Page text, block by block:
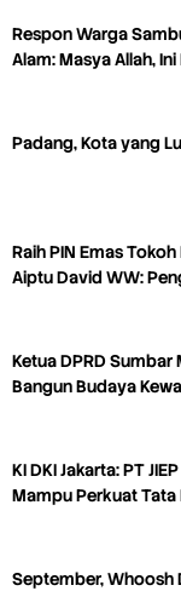
Respon Warga
Alam: Masya Allah,
Padang, Kota yang
Raih PIN Emas
Aiptu David WW:
Ketua DPRD Sumbar
Bangun Budaya
KI DKI Jakarta: PT
Mampu Perkuat Tata
September, Whoosh